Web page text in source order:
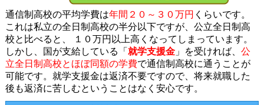
通信制高校の平均学費は年間２０～３０万円 くらいです。
これは私立の全日制高校の半分以下ですが、公立全日制高
校と比べると、 １０万円以上高くなってしまっています。
しかし、国が支給している「 就学支援金」を受ければ、 公
立全日制高校とほぼ同額の学費で通信制高校に通うことが
可能です。就学支援金は返済不要ですので、将来就職した
後も返済に苦しむということはなく安心です。